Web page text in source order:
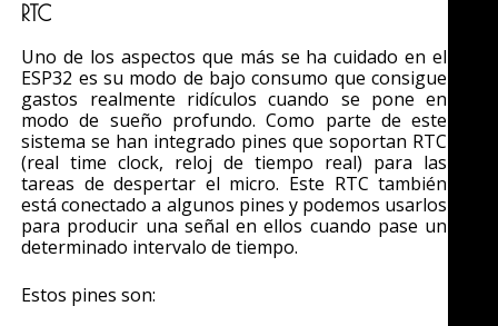
RTC
Uno de los aspectos que más se ha cuidado en el
ESP32 es su modo de bajo consumo que consigue
gastos realmente ridículos cuando se pone en
modo de sueño profundo. Como parte de este
sistema se han integrado pines que soportan RTC
(real time clock, reloj de tiempo real) para las
tareas de despertar el micro. Este RTC también
está conectado a algunos pines y podemos usarlos
para producir una señal en ellos cuando pase un
determinado intervalo de tiempo.
Estos pines son: